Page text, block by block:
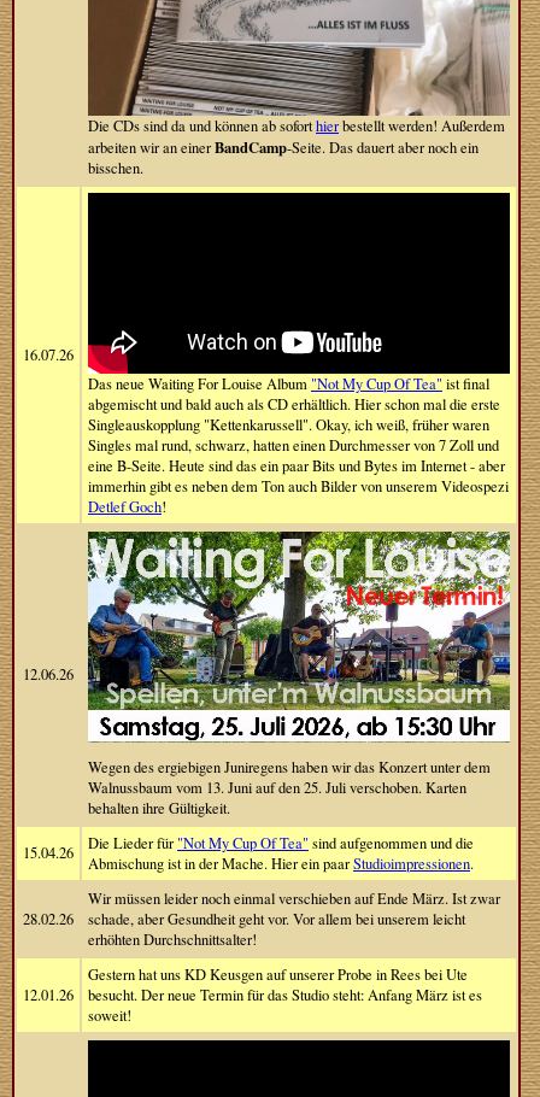
Die CDs sind da und können ab soforthierbestellt werden! Außerdem
arbeiten wir an einerBandCamp-Seite. Das dauert aber noch ein
bisschen.
16.07.26
Das neue Waiting For Louise Album "Not My Cup Of Tea" ist final
abgemischt und bald auch als CD erhältlich. Hier schon mal die erste
Singleauskopplung "Kettenkarussell". Okay, ich weiß, früher waren
Singles mal rund, schwarz, hatten einen Durchmesser von 7 Zoll und
eine B-Seite. Heute sind das ein paar Bits und Bytes im Internet - aber
immerhin gibt es neben dem Ton auch Bilder von unserem Videospezi
Detlef Goch!
12.06.26
Wegen des ergiebigen Juniregens haben wir das Konzert unter dem
Walnussbaum vom 13. Juni auf den 25. Juli verschoben. Karten
behalten ihre Gültigkeit.
15.04.26 Die Lieder für "Not My Cup Of Tea" sind aufgenommen und die
Abmischung ist in der Mache. Hier ein paarStudioimpressionen.
28.02.26
Wir müssen leider noch einmal verschieben auf Ende März. Ist zwar
schade, aber Gesundheit geht vor. Vor allem bei unserem leicht
erhöhten Durchschnittsalter!
12.01.26
Gestern hat uns KD Keusgen auf unserer Probe in Rees bei Ute
besucht. Der neue Termin für das Studio steht: Anfang März ist es
soweit!